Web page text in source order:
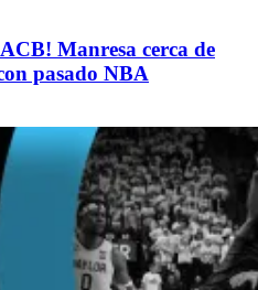
Manresa cerca de
pasado NBA